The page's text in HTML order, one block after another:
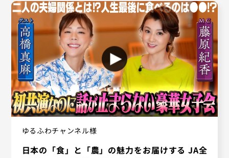
ゆるふわチャンネル様
日本の「食」と「農」の魅力をお届けする JA全